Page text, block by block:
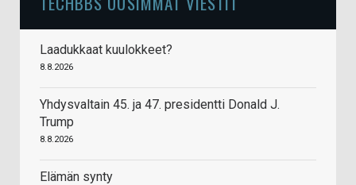
Laadukkaat kuulokkeet?
8.8.2026
Yhdysvaltain 45. ja 47. presidentti Donald J.
Trump
8.8.2026
Elämän synty